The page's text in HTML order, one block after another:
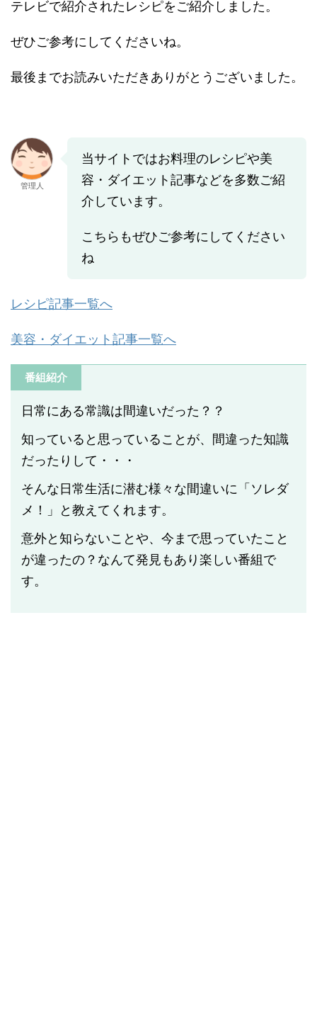
テレビで紹介されたレシピをご紹介しました。
ぜひご参考にしてくださいね。
最後までお読みいただきありがとうございました。
管理人
当サイトではお料理のレシピや美
容・ダイエット記事などを多数ご紹
介しています。
こちらもぜひご参考にしてください
ね
レシピ記事一覧へ
美容・ダイエット記事一覧へ
番組紹介
日常にある常識は間違いだった？？
知っていると思っていることが、間違った知識
だったりして・・・
そんな日常生活に潜む様々な間違いに「ソレダ
メ！」と教えてくれます。
意外と知らないことや、今まで思っていたこと
が違ったの？なんて発見もあり楽しい番組で
す。